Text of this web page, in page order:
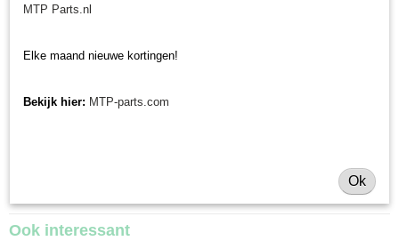
Ook interessant
MTP Parts.nl
Elke maand nieuwe kortingen!
Bekijk hier: MTP-parts.com
Ok